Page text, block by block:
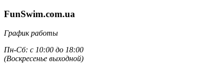
FunSwim.com.ua
График работы
Пн-Сб: с 10:00 до 18:00
(Воскресенье выходной)